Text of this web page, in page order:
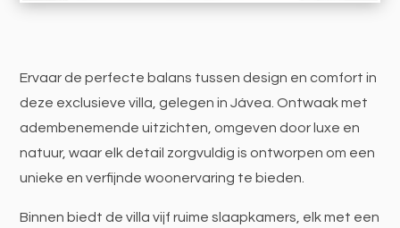
Ervaar de perfecte balans tussen design en comfort in
deze exclusieve villa, gelegen in Jávea. Ontwaak met
adembenemende uitzichten, omgeven door luxe en
natuur, waar elk detail zorgvuldig is ontworpen om een
unieke en verfijnde woonervaring te bieden.
Binnen biedt de villa vijf ruime slaapkamers, elk met een